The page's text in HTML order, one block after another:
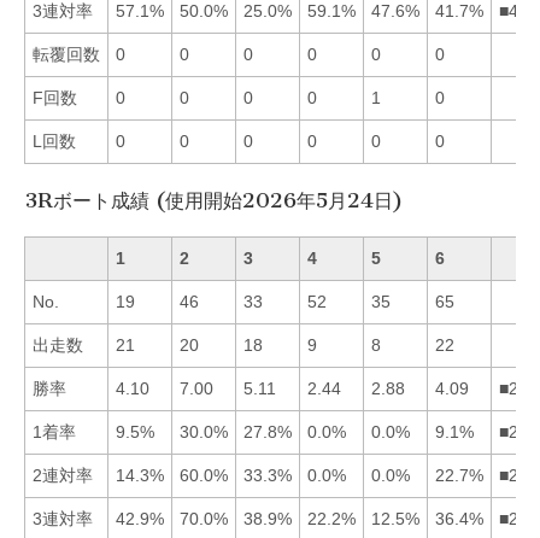
3連対率 57.1% 50.0% 25.0% 59.1% 47.6% 41.7%
転覆回数 0 0 0 0 0 0
F回数 0 0 0 0 1 0
L回数 0 0 0 0 0 0
3Rボート成績 (使用開始2026年5月24日)
1 2 3 4 5 6
No. 19 46 33 52 35 65
出走数 21 20 18 9 8 22
勝率 4.10 7.00 5.11 2.44 2.88 4.09
1着率 9.5% 30.0% 27.8% 0.0% 0.0% 9.1%
2連対率 14.3% 60.0% 33.3% 0.0% 0.0% 22.7%
3連対率 42.9% 70.0% 38.9% 22.2% 12.5% 36.4%